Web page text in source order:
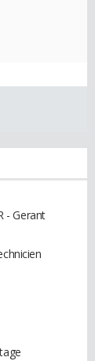
- Gerant